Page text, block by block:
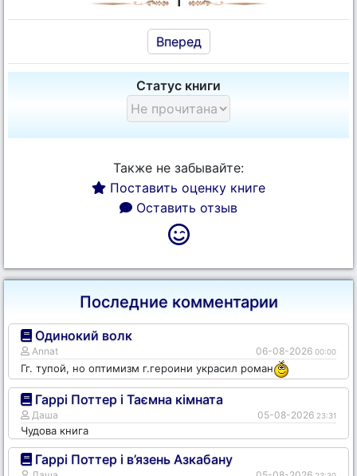
Вперед
Статус книги
Также не забывайте:
Поставить оценку книге
Оставить отзыв
Последние комментарии
Одинокий волк
Annat 06-08-2026 00:00
Гг. тупой, но оптимизм г.героини украсил роман
Гаррі Поттер і Таємна кімната
Даша 05-08-2026 23:31
Чудова книга
Гаррі Поттер і в’язень Азкабану